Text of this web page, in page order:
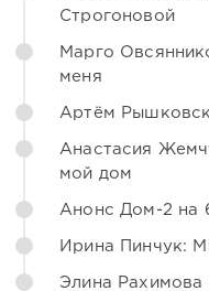
Строгоновой
Марго
меня
Артём
Анастасия
мой дом
Анонс Дом-2 на
Ирина Пинчук:
Элина Рахимова